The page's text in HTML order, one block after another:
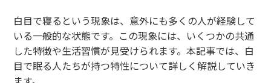
白目で寝るという現象は、意外にも多くの人が経験して
いる一般的な状態です。この現象には、いくつかの共通
した特徴や生活習慣が見受けられます。本記事では、白
目で眠る人たちが持つ特性について詳しく解説していき